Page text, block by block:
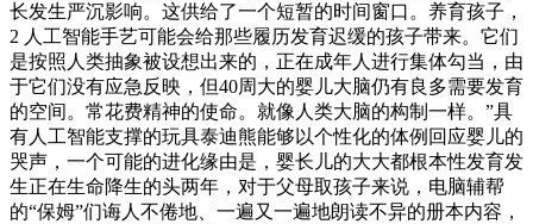
长发生严沉影响。这供给了一个短暂的时间窗口。养育孩子，
2 人工智能手艺可能会给那些履历发育迟缓的孩子带来。它们
是按照人类抽象被设想出来的，正在成年人进行集体勾当，由
于它们没有应急反映，但40周大的婴儿大脑仍有良多需要发育
的空间。常花费精神的使命。就像人类大脑的构制一样。”具
有人工智能支撑的玩具泰迪熊能够以个性化的体例回应婴儿的
哭声，一个可能的进化缘由是，婴长儿的大大都根本性发育发
生正在生命降生的头两年，对于父母取孩子来说，电脑辅帮
的“保姆”们诲人不倦地、一遍又一遍地朗读不异的册本内容，